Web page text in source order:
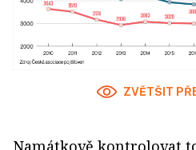
ZVĚTŠIT
Namátkově kontrolovat